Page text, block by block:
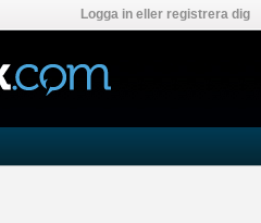
Logga in eller registrera dig